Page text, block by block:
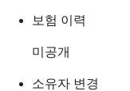
보험 이력
미공개
소유자 변경